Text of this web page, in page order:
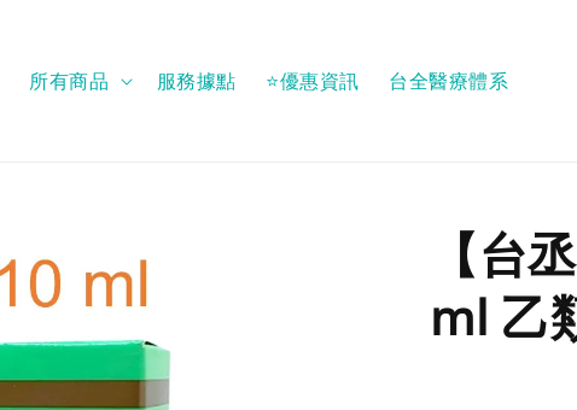
所有商品 服務據點 ⭐優惠資訊 台全醫療體系
【台
ml 乙